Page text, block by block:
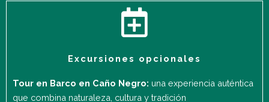
Excursiones opcionales
Tour en Barco en Caño Negro: una experiencia auténtica
que combina naturaleza, cultura y tradición